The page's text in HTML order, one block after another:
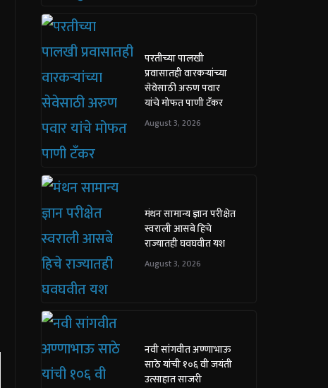
परतीच्या पालखी
प्रवासातही वारकऱ्यांच्या
सेवेसाठी अरुण पवार
यांचे मोफत पाणी टँकर
August 3, 2026
मंथन सामान्य ज्ञान परीक्षेत
स्वराली आसबे हिचे
राज्यातही घवघवीत यश
August 3, 2026
नवी सांगवीत अण्णाभाऊ
साठे यांची १०६ वी जयंती
उत्साहात साजरी